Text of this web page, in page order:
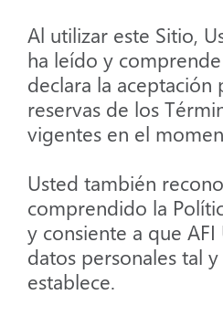
Al utilizar este Sitio,
ha leído y
declara la aceptación
reservas de los
vigentes en el
Usted también
comprendido la
y consiente a que
datos personales tal
establece.